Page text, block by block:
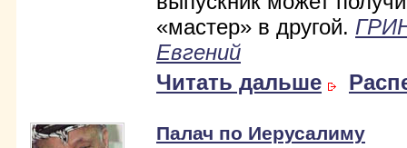
«мастер» в другой.
Евгений
Читать дальше
Палач по Иерусалиму